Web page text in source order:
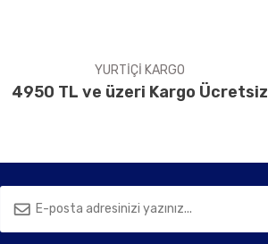
YURTİÇİ KARGO
4950 TL ve üzeri Kargo Ücretsiz